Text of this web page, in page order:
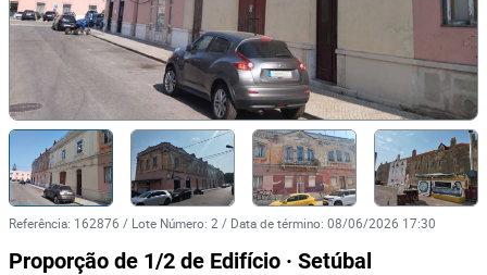
Referência: 162876 / Lote Número: 2 / Data de término: 08/06/2026 17:30
Proporção de 1/2 de Edifício · Setúbal